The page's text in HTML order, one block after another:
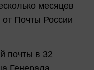
месяцев
от Почты России
почты в 32